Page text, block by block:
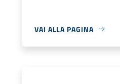
VAI ALLA PAGINA